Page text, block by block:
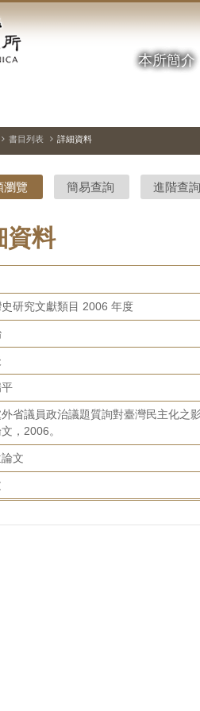
本所簡介
書目列表 詳細資料
瀏覽 簡易查詢 進階查詢
資料
研究文獻類目 2006 年度
平
外省議員政治議題質詢對臺灣民主化
，2006。
文